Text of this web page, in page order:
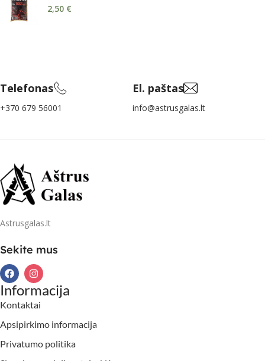
2,50 €
Telefonas
+370 679 56001
El. paštas
info@astrusgalas.lt
Astrusgalas.lt
Sekite mus
Informacija
Kontaktai
Apsipirkimo informacija
Privatumo politika